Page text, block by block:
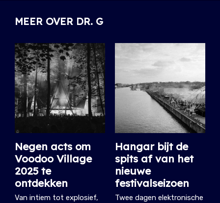
MEER OVER DR. G
Negen acts om
Voodoo Village
2025 te
ontdekken
Van intiem tot explosief,
Hangar bijt de
spits af van het
nieuwe
festivalseizoen
Twee dagen elektronische